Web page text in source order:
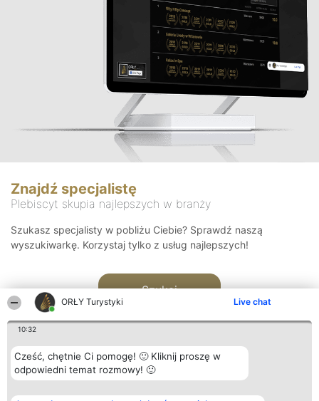
ORŁY Turystyki Live chat
10:32
Cześć, chętnie Ci pomogę! 🙂 Kliknij proszę w
odpowiedni temat rozmowy! 🙂
Znajdź specjalistę
Plebiscyt skupia najlepszych w branży
Szukasz specjalisty w pobliżu Ciebie? Sprawdź naszą
wyszukiwarkę. Korzystaj tylko z usług najlepszych!
Szukaj
Organizator plebiscytu Plebiscyt Kontakt